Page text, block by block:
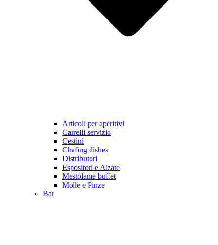
Articoli per aperitivi
Carrelli servizio
Cestini
Chafing dishes
Distributori
Espositori e Alzate
Mestolame buffet
Molle e Pinze
Bar